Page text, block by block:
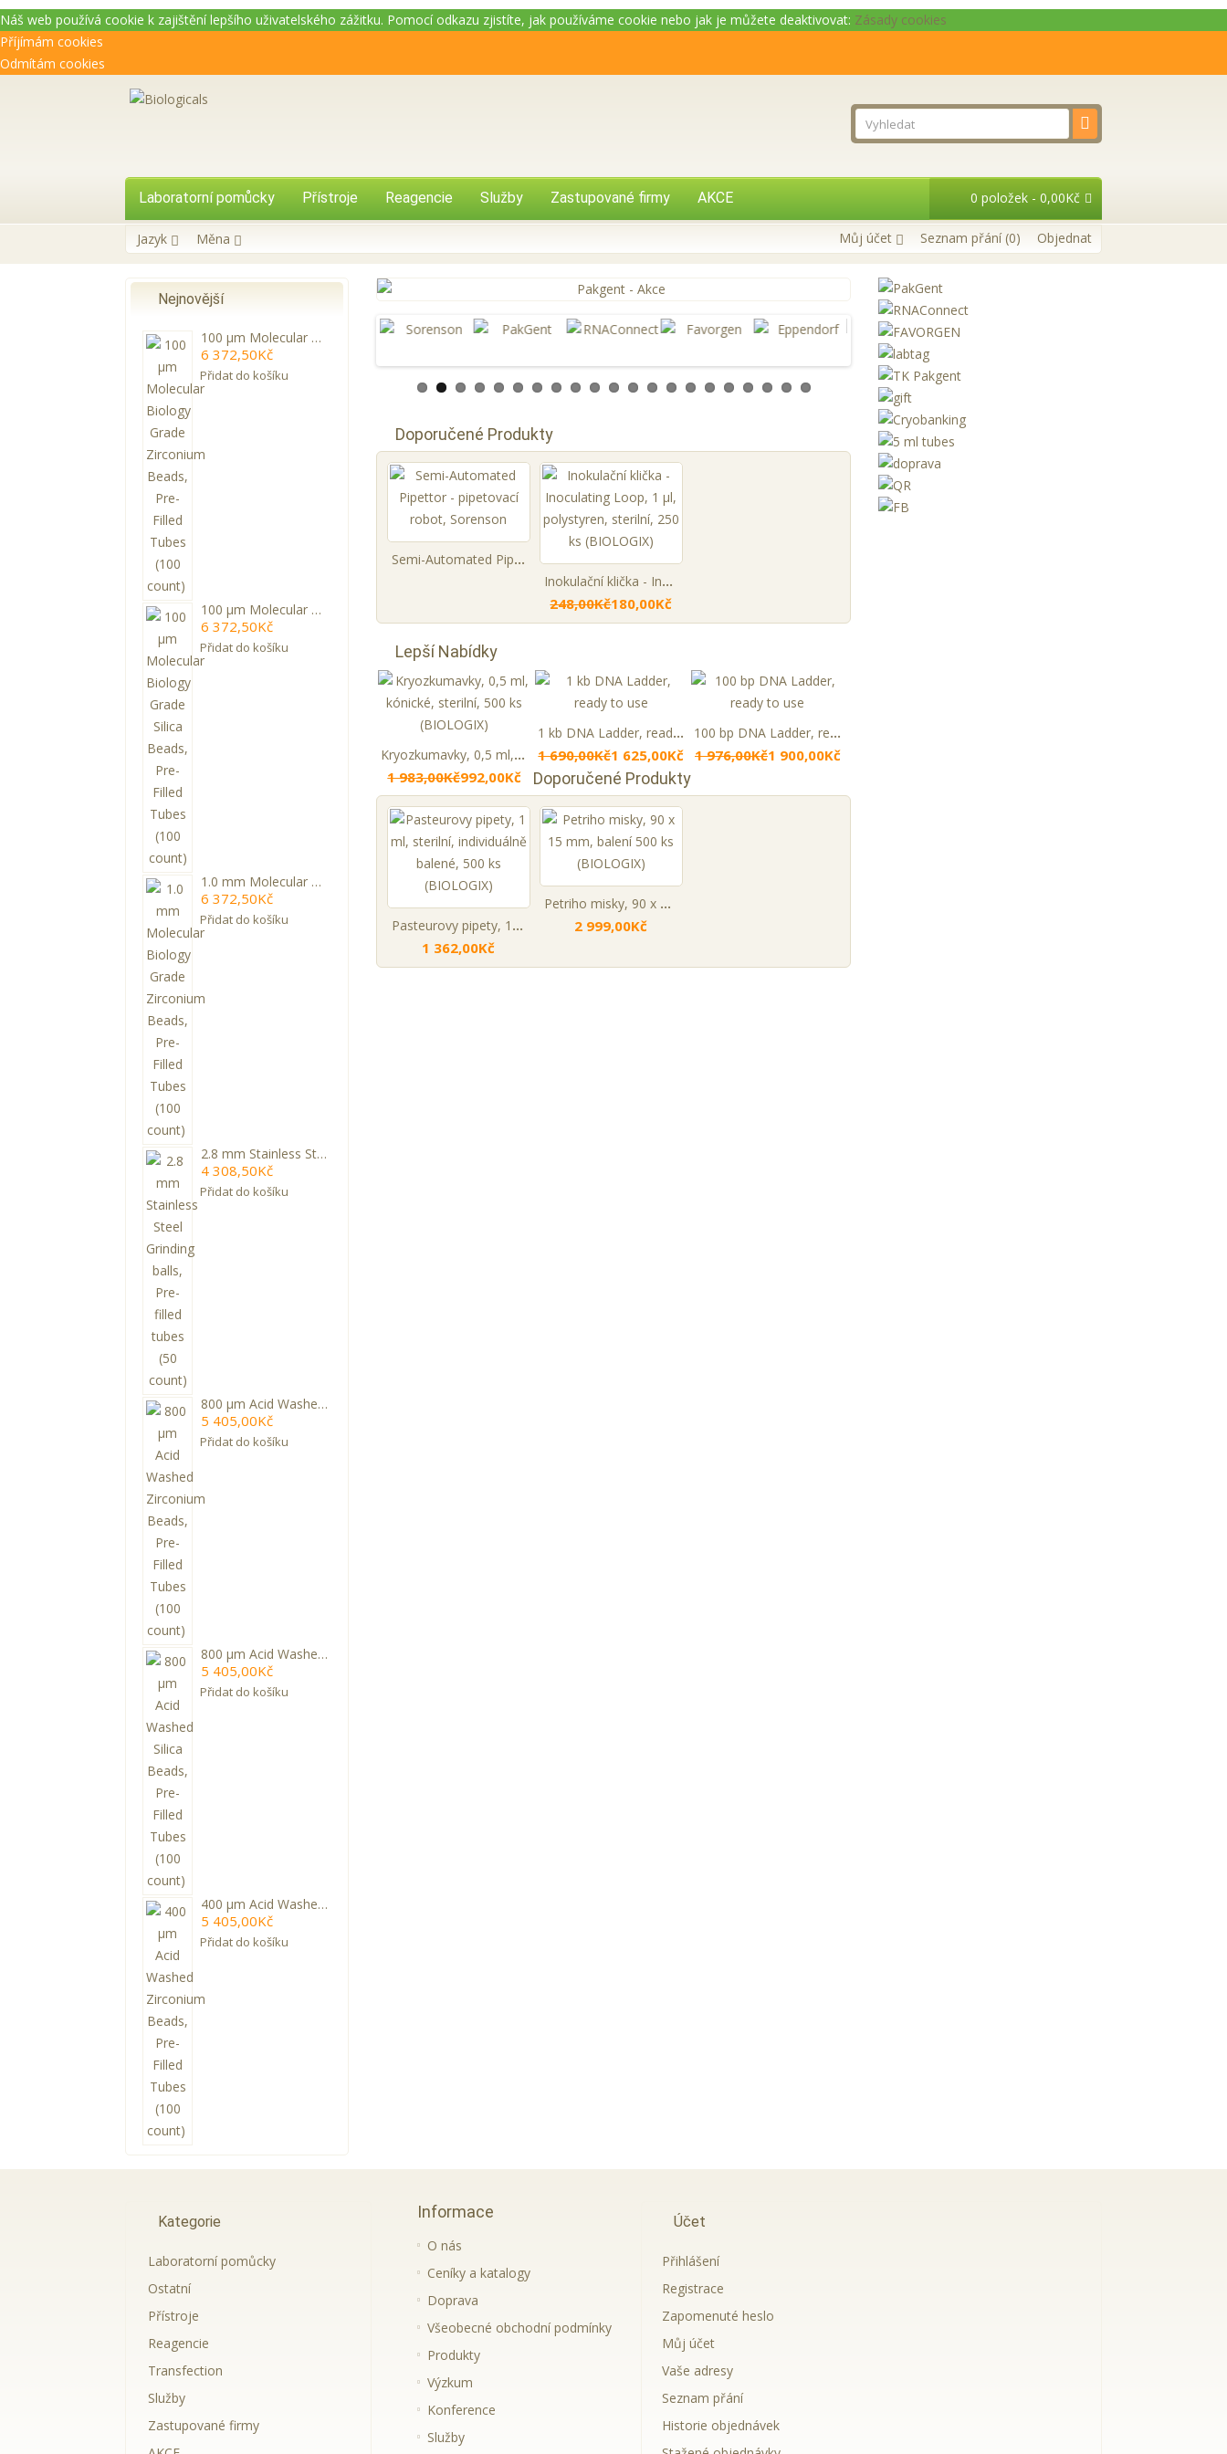
Náš web používá cookie k zajištění lepšího uživatelského zážitku. Pomocí odkazu zjistíte, jak používáme cookie nebo jak je můžete deaktivovat: Zásady cookies
Příjímám cookies
Odmítám cookies
Laboratorní pomůcky Přístroje Reagencie Služby Zastupované firmy AKCE 0 položek - 0,00Kč
Jazyk Měna Můj účet Seznam přání (0) Objednat
Nejnovější
100 µm Molecular Biology Grade Zirconium Beads, Pre-Filled Tubes (100 count)
6 372,50Kč
Přidat do košíku
100 µm Molecular Biology Grade Silica Beads, Pre-Filled Tubes (100 count)
6 372,50Kč
Přidat do košíku
1.0 mm Molecular Biology Grade Zirconium Beads, Pre-Filled Tubes (100 count)
6 372,50Kč
Přidat do košíku
2.8 mm Stainless Steel Grinding balls, Pre-filled tubes (50 count)
4 308,50Kč
Přidat do košíku
800 µm Acid Washed Zirconium Beads, Pre-Filled Tubes (100 count)
5 405,00Kč
Přidat do košíku
800 µm Acid Washed Silica Beads, Pre-Filled Tubes (100 count)
5 405,00Kč
Přidat do košíku
400 µm Acid Washed Zirconium Beads, Pre-Filled Tubes (100 count)
5 405,00Kč
Přidat do košíku
Doporučené Produkty
Semi-Automated Pipettor - pipetovací robot, Sorenson
Inokulační klička - Inoculating Loop, 1 µl, polystyren, sterilní, 250 ks (BIOLOGIX)
248,00Kč180,00Kč
Lepší Nabídky
Kryozkumavky, 0,5 ml, kónické, sterilní, 500 ks (BIOLOGIX)
1 983,00Kč992,00Kč
1 kb DNA Ladder, ready to use
1 690,00Kč1 625,00Kč
100 bp DNA Ladder, ready to use
1 976,00Kč1 900,00Kč
Doporučené Produkty
Pasteurovy pipety, 1 ml, sterilní, individuálně balené, 500 ks (BIOLOGIX)
1 362,00Kč
Petriho misky, 90 x 15 mm, balení 500 ks (BIOLOGIX)
2 999,00Kč
Kategorie
Laboratorní pomůcky
Ostatní
Přístroje
Reagencie
Transfection
Služby
Zastupované firmy
Informace
O nás
Ceníky a katalogy
Doprava
Všeobecné obchodní podmínky
Produkty
Výzkum
Konference
Služby
Účet
Přihlášení
Registrace
Zapomenuté heslo
Můj účet
Vaše adresy
Seznam přání
Historie objednávek